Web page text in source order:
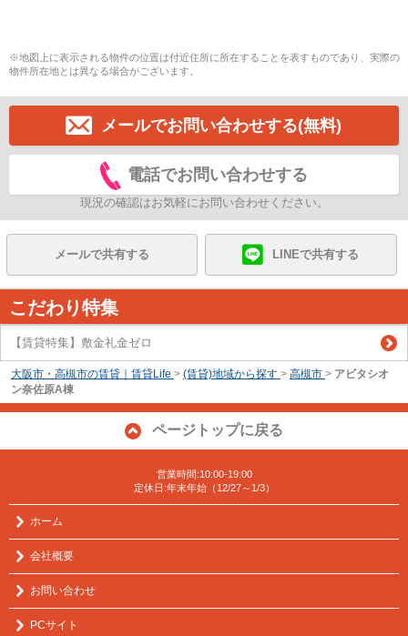
※地図上に表示される物件の位置は付近住所に所在することを表すものであり、実際の
物件所在地とは異なる場合がございます。
メールでお問い合わせする(無料)
電話でお問い合わせする
現況の確認はお気軽にお問い合わせください。
メールで共有する LINEで共有する
こだわり特集
【賃貸特集】敷金礼金ゼロ
大阪市・高槻市の賃貸｜賃貸Life > (賃貸)地域から探す > 高槻市 > アビタシオ
ン奈佐原A棟
ページトップに戻る
営業時間:10:00-19:00
定休日:年末年始（12/27～1/3）
ホーム
会社概要
お問い合わせ
PCサイト